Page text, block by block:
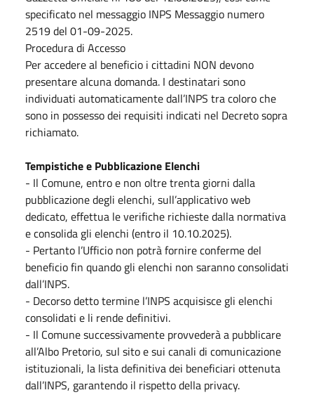
specificato nel messaggio INPS Messaggio numero
2519 del 01-09-2025.
Procedura di Accesso
Per accedere al beneficio i cittadini NON devono
presentare alcuna domanda. I destinatari sono
individuati automaticamente dall’INPS tra coloro che
sono in possesso dei requisiti indicati nel Decreto sopra
richiamato.
Tempistiche e Pubblicazione Elenchi
- Il Comune, entro e non oltre trenta giorni dalla
pubblicazione degli elenchi, sull’applicativo web
dedicato, effettua le verifiche richieste dalla normativa
e consolida gli elenchi (entro il 10.10.2025).
- Pertanto l’Ufficio non potrà fornire conferme del
beneficio fin quando gli elenchi non saranno consolidati
dall’INPS.
- Decorso detto termine l’INPS acquisisce gli elenchi
consolidati e li rende definitivi.
- Il Comune successivamente provvederà a pubblicare
all’Albo Pretorio, sul sito e sui canali di comunicazione
istituzionali, la lista definitiva dei beneficiari ottenuta
dall’INPS, garantendo il rispetto della privacy.